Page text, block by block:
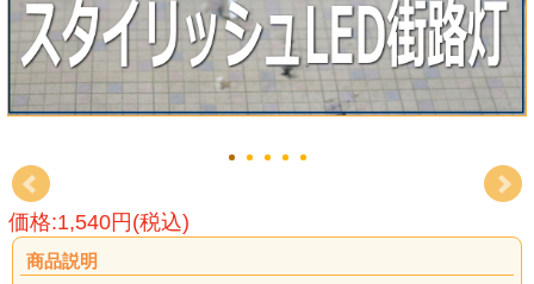
価格:1,540円(税込)
商品説明